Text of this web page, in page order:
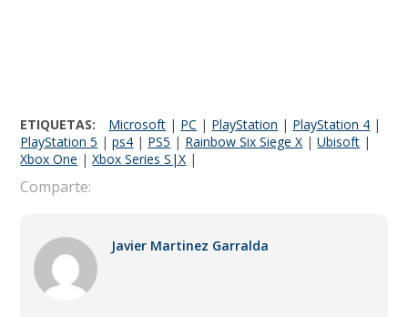
ETIQUETAS: Microsoft | PC | PlayStation | PlayStation 4 |
PlayStation 5 |ps4 | PS5 | Rainbow Six Siege X |Ubisoft |
Xbox One |Xbox Series S|X |
Comparte:
Javier Martinez Garralda